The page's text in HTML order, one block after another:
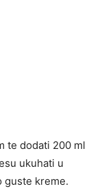
te dodati 200 ml
ukuhati u
guste kreme.